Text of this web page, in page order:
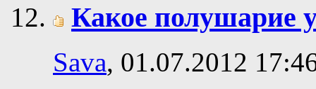
Какое полушарие
Sava, 01.07.2012